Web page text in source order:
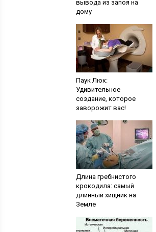
вывода из запоя на
дому
Паук Люк:
Удивительное
создание, которое
заворожит вас!
Длина гребнистого
крокодила: самый
длинный хищник на
Земле